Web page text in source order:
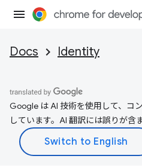
Docs Identity
Google は AI 技術を使用して、コ
しています。AI 翻訳には誤りが含